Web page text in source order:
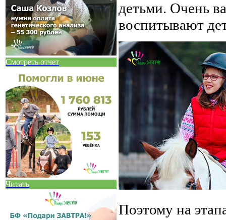
Смотреть отчет
Читать
детьми. Очень
воспитывают
Поэтому на